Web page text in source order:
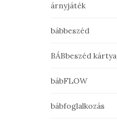
árnyjáték
bábbeszéd
BÁBbeszéd kártya
bábFLOW
bábfoglalkozás